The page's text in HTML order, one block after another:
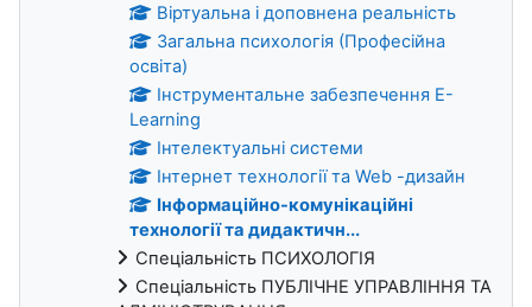
Віртуальна і доповнена реальність
Загальна психологія (Професійна
освіта)
Інструментальне забезпечення E-
Learning
Інтелектуальні системи
Інтернет технології та Web -дизайн
Інформаційно-комунікаційні
технології та дидактичн...
Спеціальність ПСИХОЛОГІЯ
Спеціальність ПУБЛІЧНЕ УПРАВЛІННЯ ТА